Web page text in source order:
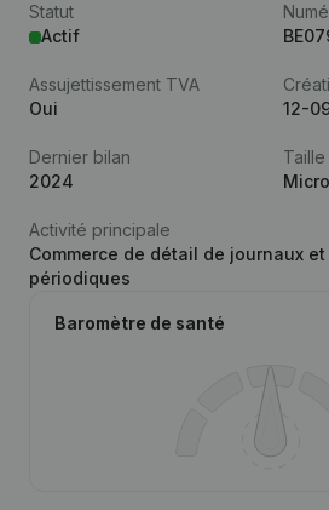
Statut
Actif
Assujettissement TVA
Oui
12-
Dernier bilan
2024
Micro
Activité principale
Commerce de détail de journaux
périodiques
Baromètre de santé